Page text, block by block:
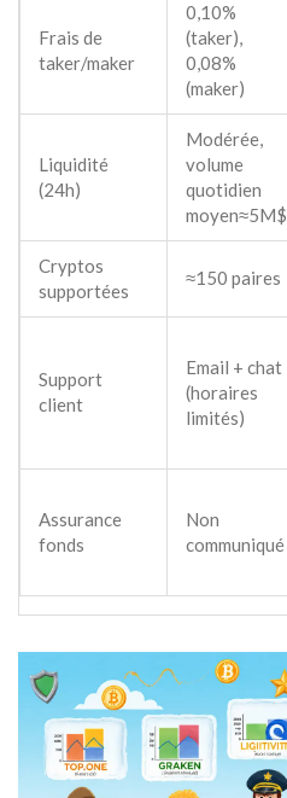
Frais de
taker/maker
0,10%
(taker),
0,08%
(maker)
Liquidité
(24h)
Modérée,
volume
quotidien
moyen≈5M$
Cryptos
supportées
≈150 paires
Support
client
Email + chat
(horaires
limités)
Assurance
fonds
Non
communiqué